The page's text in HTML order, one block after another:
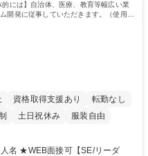
には】自治体、医療、教育等幅広い業
開発に従事していただきます。（使用想
資格取得支援あり
転勤なし
土日祝休み 服装自由